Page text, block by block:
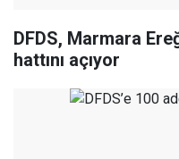
DFDS, Marmara
hattını açıyor